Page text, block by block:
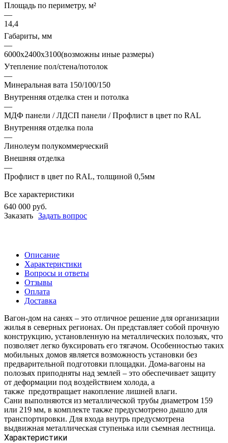
Площадь по периметру, м²
—
14,4
Габариты, мм
—
6000х2400х3100(возможны иные размеры)
Утепление пол/стена/потолок
—
Минеральная вата 150/100/150
Внутренняя отделка стен и потолка
—
МДФ панели / ЛДСП панели / Профлист в цвет по RAL
Внутренняя отделка пола
—
Линолеум полукоммерческий
Внешняя отделка
—
Профлист в цвет по RAL, толщиной 0,5мм
Все характеристики
640 000 руб.
Заказать Задать вопрос
Описание
Характеристики
Вопросы и ответы
Отзывы
Оплата
Доставка
Вагон-дом на санях – это отличное решение для организации
жилья в северных регионах. Он представляет собой прочную
конструкцию, установленную на металлических полозьях, что
позволяет легко буксировать его тягачом. Особенностью таких
мобильных домов является возможность установки без
предварительной подготовки площадки. Дома-вагоны на
полозьях приподняты над землей – это обеспечивает защиту
от деформации под воздействием холода, а
также предотвращает накопление лишней влаги.
Сани выполняются из металлической трубы диаметром 159
или 219 мм, в комплекте также предусмотрено дышло для
транспортировки. Для входа внутрь предусмотрена
выдвижная металлическая ступенька или съемная лестница.
Характеристики